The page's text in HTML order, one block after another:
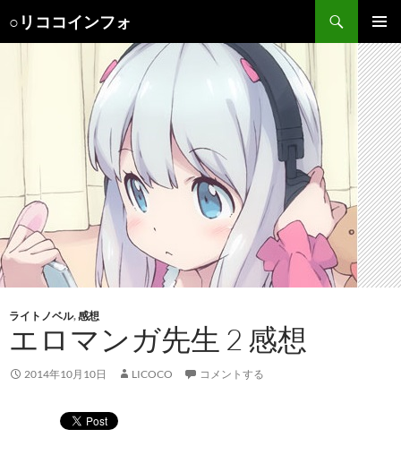
○リココインフォ
索
メインメ
ニュー
ライトノベル,感想
エロマンガ先生 2 感想
2014年10月10日 LICOCO コメントする